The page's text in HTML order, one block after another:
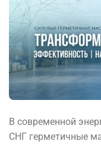
В современной
СНГ герметичные